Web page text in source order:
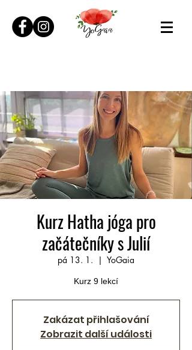
Kurz Hatha jóga pro
začátečníky s Julií
pá 13. 1.
  |
YoGaia
Kurz 9 lekcí
Zakázat přihlašování
Zobrazit další události